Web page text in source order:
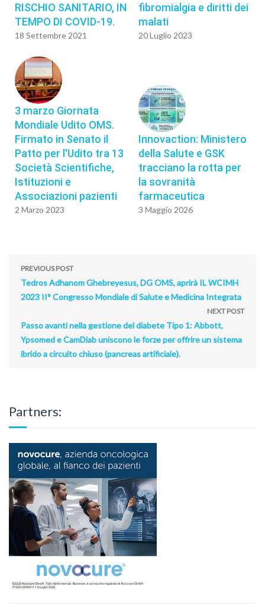
RISCHIO SANITARIO, IN
TEMPO DI COVID-19.
18 Settembre 2021
fibromialgia e diritti dei
malati
20 Luglio 2023
3 marzo Giornata
Mondiale Udito OMS.
Firmato in Senato il
Patto per l'Udito tra 13
Società Scientifiche,
Istituzioni e
Associazioni pazienti
2 Marzo 2023
Innovaction: Ministero
della Salute e GSK
tracciano la rotta per
la sovranità
farmaceutica
3 Maggio 2026
PREVIOUS POST
Tedros Adhanom Ghebreyesus, DG OMS, aprirà IL WCIMH
2023 II° Congresso Mondiale di Salute e Medicina Integrata
NEXT POST
Passo avanti nella gestione del diabete Tipo 1: Abbott,
Ypsomed e CamDiab uniscono le forze per offrire un sistema
ibrido a circuito chiuso (pancreas artificiale).
Partners: